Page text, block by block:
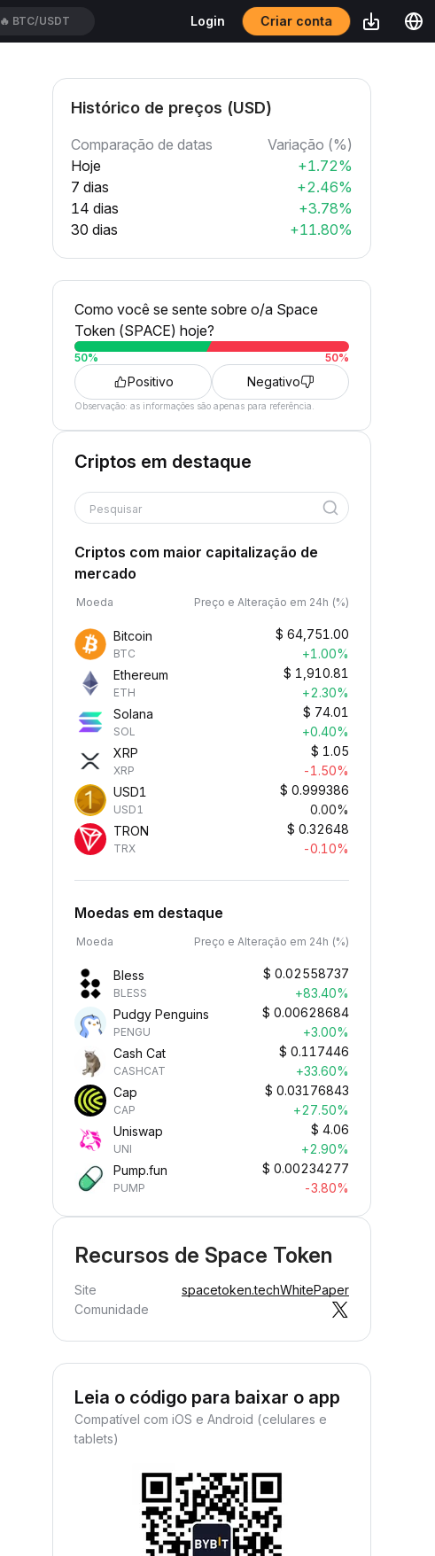
🔥 BTC/USDT Login Criar conta
Histórico de preços (USD)
Comparação de datas
Variação (%)
Hoje
+1.72%
7 dias
+2.46%
14 dias
+3.78%
30 dias
+11.80%
Como você se sente sobre o/a Space
Token (SPACE) hoje?
50% 50%
Positivo Negativo
Observação: as informações são apenas para referência.
Criptos em destaque
Pesquisar
Criptos com maior capitalização de
mercado
Moeda Preço e Alteração em 24h (%)
Bitcoin
BTC
$ 64,751.00
+1.00%
Ethereum
ETH
$ 1,910.81
+2.30%
Solana
SOL
$ 74.01
+0.40%
XRP
XRP
$ 1.05
-1.50%
USD1
USD1
$ 0.999386
0.00%
TRON
TRX
$ 0.32648
-0.10%
Moedas em destaque
Moeda Preço e Alteração em 24h (%)
Bless
BLESS
$ 0.02558737
+83.40%
Pudgy Penguins
PENGU
$ 0.00628684
+3.00%
Cash Cat
CASHCAT
$ 0.117446
+33.60%
Cap
CAP
$ 0.03176843
+27.50%
Uniswap
UNI
$ 4.06
+2.90%
Pump.fun
PUMP
$ 0.00234277
-3.80%
Recursos de Space Token
Site spacetoken.techWhitePaper
Comunidade
Leia o código para baixar o app
Compatível com iOS e Android (celulares e
tablets)